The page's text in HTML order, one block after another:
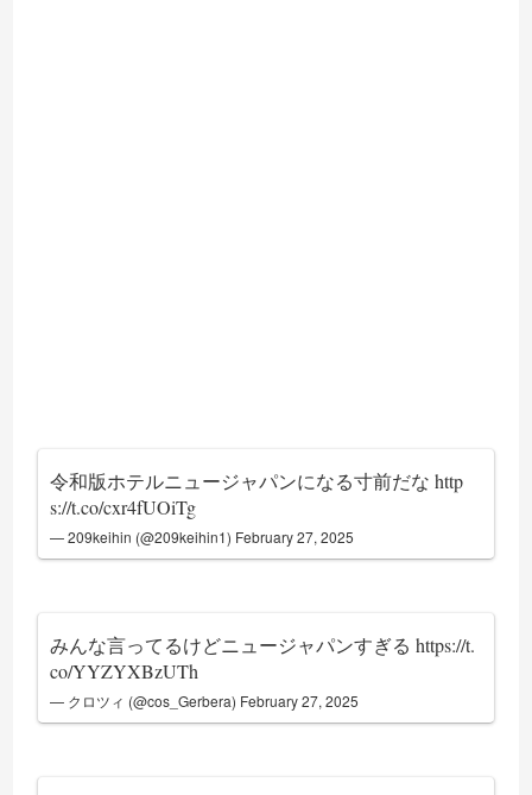
令和版ホテルニュージャパンになる寸前だなhttp
s://t.co/cxr4fUOiTg
— 209keihin (@209keihin1) February 27, 2025
みんな言ってるけどニュージャパンすぎるhttps://t.
co/YYZYXBzUTh
— クロツィ (@cos_Gerbera) February 27, 2025